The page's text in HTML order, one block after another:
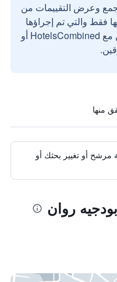
وعرض التقييمات من
فقط والتي تم إجراؤها
بواسطة مستخدمين حقيقيين مع HotelsCombined أو
مرشح أو تغيير بحثك أو
روان